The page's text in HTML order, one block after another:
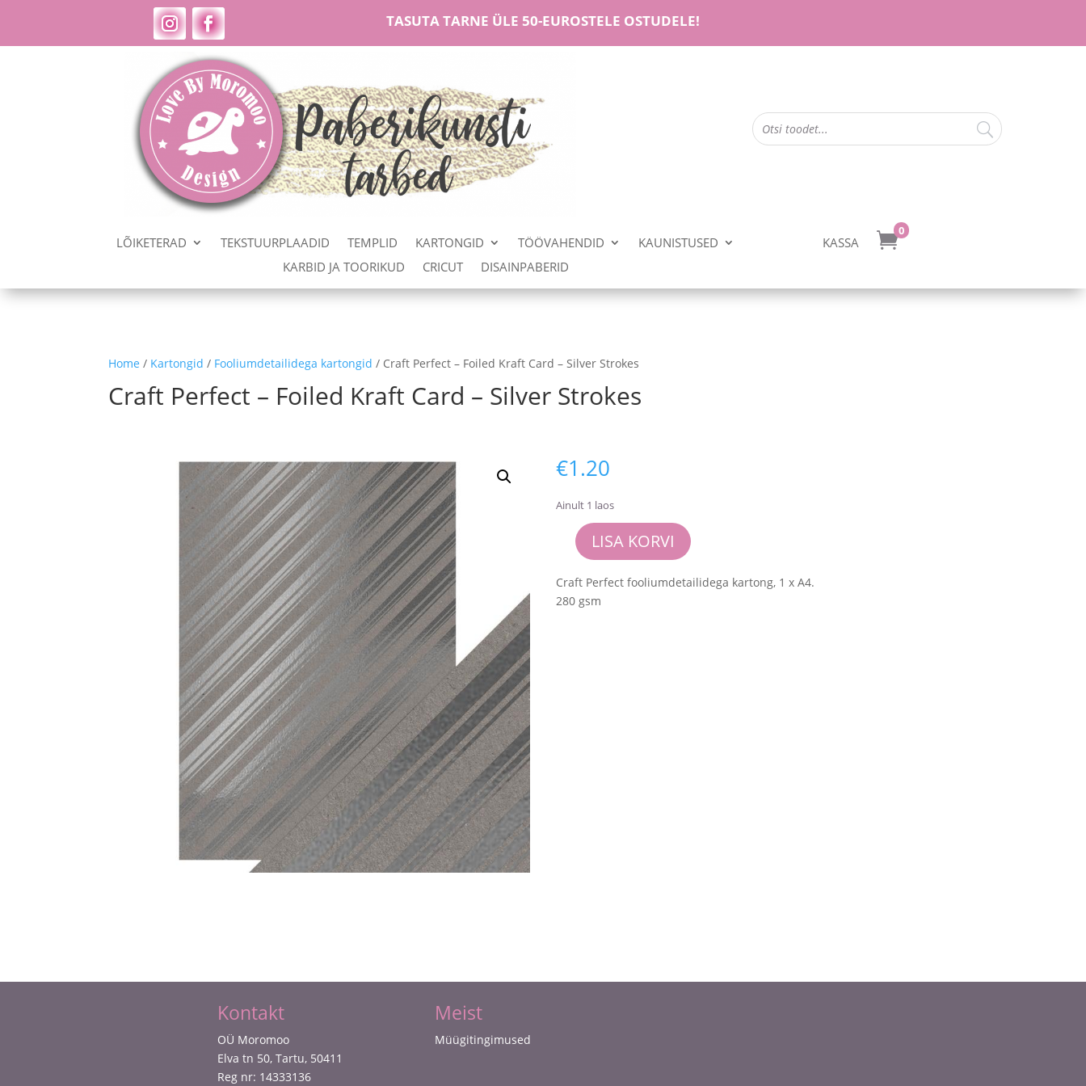
TASUTA TARNE ÜLE 50-EUROSTELE OSTUDELE!
LÕIKETERAD TEKSTUURPLAADID TEMPLID KARTONGID TÖÖVAHENDID
KAUNISTUSED
KARBID JA TOORIKUD
CRICUT DISAINPABERID
KASSA 0
Home / Kartongid / Fooliumdetailidega kartongid / Craft Perfect – Foiled Kraft Card – Silver Strokes
Craft Perfect – Foiled Kraft Card – Silver Strokes
€1.20
Ainult 1 laos
Craft
Perfect
-
Foiled
LISA KORVI
Craft Perfect fooliumdetailidega kartong, 1 x A4.
280 gsm
Kontakt
OÜ Moromoo
Elva tn 50, Tartu, 50411
Reg nr: 14333136
Meist
Müügitingimused